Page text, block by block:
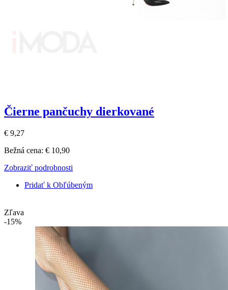
Čierne pančuchy dierkované
€ 9,27
Bežná cena: € 10,90
Zobraziť podrobnosti
Pridať k Obľúbeným
Zľava
-15%